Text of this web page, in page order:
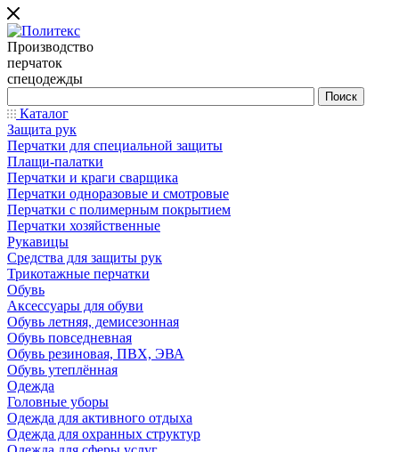
Производство
перчаток
спецодежды
Каталог
Защита рук
Перчатки для специальной защиты
Плащи-палатки
Перчатки и краги сварщика
Перчатки одноразовые и смотровые
Перчатки с полимерным покрытием
Перчатки хозяйственные
Рукавицы
Средства для защиты рук
Трикотажные перчатки
Обувь
Аксессуары для обуви
Обувь летняя, демисезонная
Обувь повседневная
Обувь резиновая, ПВХ, ЭВА
Обувь утеплённая
Одежда
Головные уборы
Одежда для активного отдыха
Одежда для охранных структур